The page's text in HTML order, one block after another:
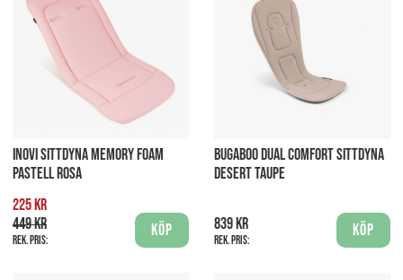
INOVI SITTDYNA MEMORY FOAM
PASTELL ROSA
225 kr
449 kr
Rek. pris:
Köp
BUGABOO DUAL COMFORT SITTDYNA
DESERT TAUPE
839 kr
Rek. pris:
Köp